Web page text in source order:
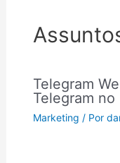
Telegram
Telegram no
Marketing / Por